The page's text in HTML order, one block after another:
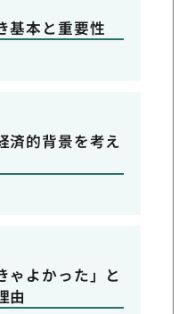
基本と重要性
済的背景を考え
ゃよかった」と
由